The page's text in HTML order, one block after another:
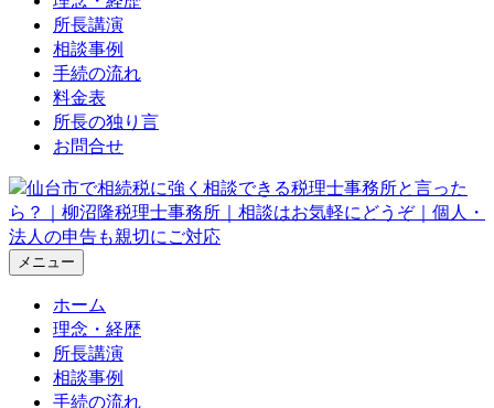
所長講演
相談事例
手続の流れ
料金表
所長の独り言
お問合せ
メニュー
ホーム
理念・経歴
所長講演
相談事例
手続の流れ